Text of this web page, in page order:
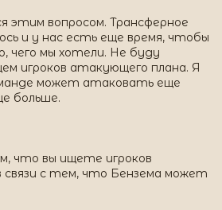
этим вопросом. Трансферное
и у нас есть еще время, чтобы
чего мы хотели. Не буду
игроков атакующего плана. Я
может атаковать еще
больше.
что вы ищете игроков
связи с тем, что Бензема может